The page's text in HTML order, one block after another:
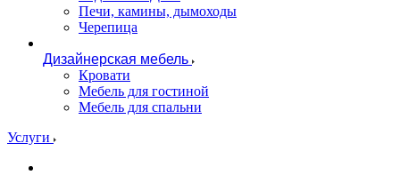
Печи, камины, дымоходы
Черепица
Дизайнерская мебель
Кровати
Мебель для гостиной
Мебель для спальни
Услуги